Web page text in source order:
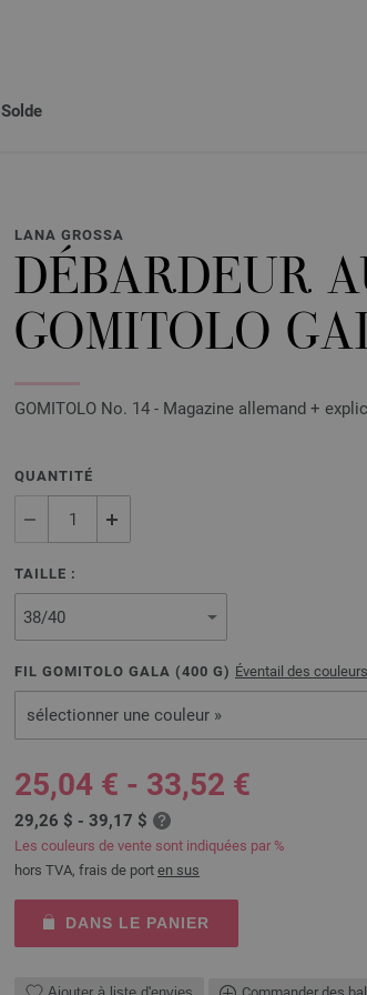
Solde
LANA GROSSA
DÉBARDEUR
GOMITOLO
GOMITOLO No. 14 - Magazine allemand +
QUANTITÉ
TAILLE :
FIL GOMITOLO GALA (400 G) Éventail des couleurs
sélectionner une couleur »
25,04 € - 33,52 €
29,26 $ - 39,17 $
Les couleurs de vente sont indiquées par %
hors TVA, frais de port en sus
DANS LE PANIER
Ajouter à liste d'envies Commander des